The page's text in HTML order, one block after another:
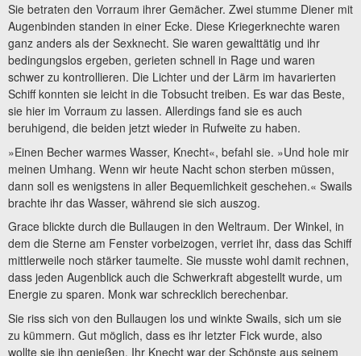
Sie betraten den Vorraum ihrer Gemächer. Zwei stumme Diener mit
Augenbinden standen in einer Ecke. Diese Kriegerknechte waren
ganz anders als der Sexknecht. Sie waren gewalttätig und ihr
bedingungslos ergeben, gerieten schnell in Rage und waren
schwer zu kontrollieren. Die Lichter und der Lärm im havarierten
Schiff konnten sie leicht in die Tobsucht treiben. Es war das Beste,
sie hier im Vorraum zu lassen. Allerdings fand sie es auch
beruhigend, die beiden jetzt wieder in Rufweite zu haben.
»Einen Becher warmes Wasser, Knecht«, befahl sie. »Und hole mir
meinen Umhang. Wenn wir heute Nacht schon sterben müssen,
dann soll es wenigstens in aller Bequemlichkeit geschehen.« Swails
brachte ihr das Wasser, während sie sich auszog.
Grace blickte durch die Bullaugen in den Weltraum. Der Winkel, in
dem die Sterne am Fenster vorbeizogen, verriet ihr, dass das Schiff
mittlerweile noch stärker taumelte. Sie musste wohl damit rechnen,
dass jeden Augenblick auch die Schwerkraft abgestellt wurde, um
Energie zu sparen. Monk war schrecklich berechenbar.
Sie riss sich von den Bullaugen los und winkte Swails, sich um sie
zu kümmern. Gut möglich, dass es ihr letzter Fick wurde, also
wollte sie ihn genießen. Ihr Knecht war der Schönste aus seinem